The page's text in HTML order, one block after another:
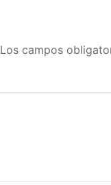
Los campos